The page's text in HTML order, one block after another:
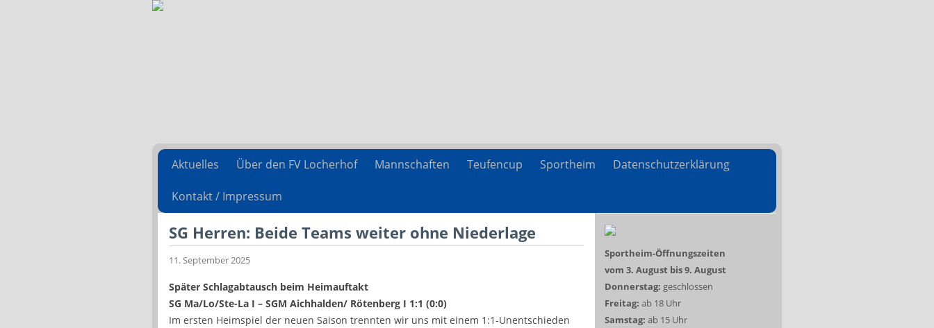
Aktuelles Über den FV Locherhof Mannschaften Teufencup Sportheim Datenschutzerklärung
Kontakt / Impressum
SG Herren: Beide Teams weiter ohne Niederlage
11. September 2025
Später Schlagabtausch beim Heimauftakt
SG Ma/Lo/Ste-La I – SGM Aichhalden/ Rötenberg I 1:1 (0:0)
Im ersten Heimspiel der neuen Saison trennten wir uns mit einem 1:1-Unentschieden
Sportheim-Öffnungszeiten
vom 3. August bis 9. August
Donnerstag: geschlossen
Freitag: ab 18 Uhr
Samstag: ab 15 Uhr